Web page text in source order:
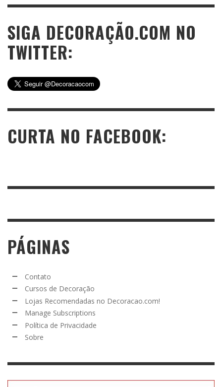
SIGA DECORAÇÃO.COM NO
TWITTER:
CURTA NO FACEBOOK:
PÁGINAS
Contato
Cursos de Decoração
Lojas Recomendadas no Decoracao.com!
Manage Subscriptions
Política de Privacidade
Sobre